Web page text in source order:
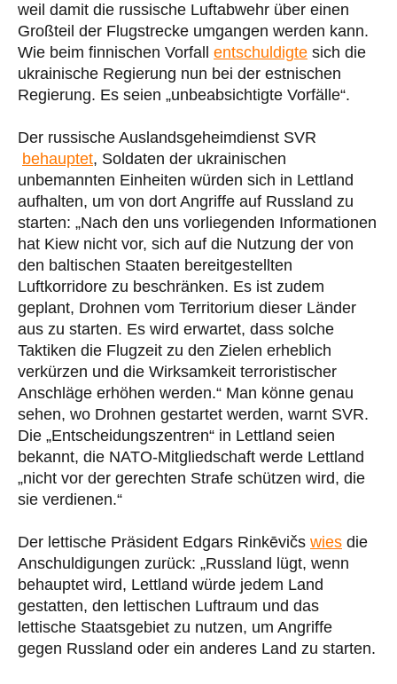
weil damit die russische Luftabwehr über einen
Großteil der Flugstrecke umgangen werden kann.
Wie beim finnischen Vorfall entschuldigte sich die
ukrainische Regierung nun bei der estnischen
Regierung. Es seien „unbeabsichtigte Vorfälle“.
Der russische Auslandsgeheimdienst SVR
behauptet, Soldaten der ukrainischen
unbemannten Einheiten würden sich in Lettland
aufhalten, um von dort Angriffe auf Russland zu
starten: „Nach den uns vorliegenden Informationen
hat Kiew nicht vor, sich auf die Nutzung der von
den baltischen Staaten bereitgestellten
Luftkorridore zu beschränken. Es ist zudem
geplant, Drohnen vom Territorium dieser Länder
aus zu starten. Es wird erwartet, dass solche
Taktiken die Flugzeit zu den Zielen erheblich
verkürzen und die Wirksamkeit terroristischer
Anschläge erhöhen werden.“ Man könne genau
sehen, wo Drohnen gestartet werden, warnt SVR.
Die „Entscheidungszentren“ in Lettland seien
bekannt, die NATO-Mitgliedschaft werde Lettland
„nicht vor der gerechten Strafe schützen wird, die
sie verdienen.“
Der lettische Präsident Edgars Rinkēvičs wies die
Anschuldigungen zurück: „Russland lügt, wenn
behauptet wird, Lettland würde jedem Land
gestatten, den lettischen Luftraum und das
lettische Staatsgebiet zu nutzen, um Angriffe
gegen Russland oder ein anderes Land zu starten.